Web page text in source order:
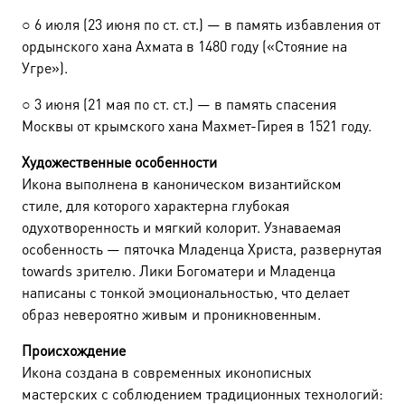
○ 6 июля (23 июня по ст. ст.) — в память избавления от
ордынского хана Ахмата в 1480 году («Стояние на
Угре»).
○ 3 июня (21 мая по ст. ст.) — в память спасения
Москвы от крымского хана Махмет-Гирея в 1521 году.
Художественные особенности
Икона выполнена в каноническом византийском
стиле, для которого характерна глубокая
одухотворенность и мягкий колорит. Узнаваемая
особенность — пяточка Младенца Христа, развернутая
towards зрителю. Лики Богоматери и Младенца
написаны с тонкой эмоциональностью, что делает
образ невероятно живым и проникновенным.
Происхождение
Икона создана в современных иконописных
мастерских с соблюдением традиционных технологий: